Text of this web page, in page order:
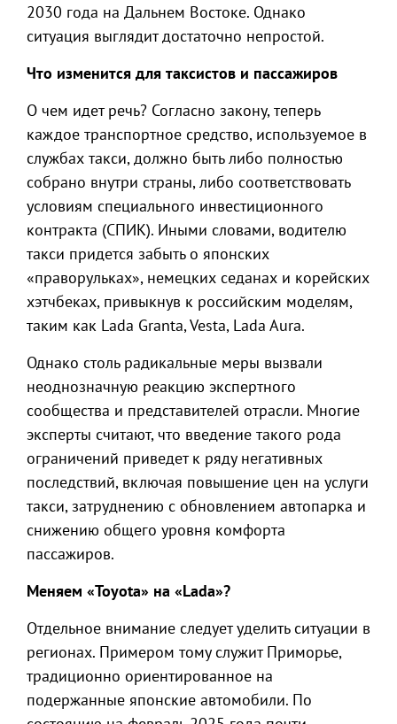
2030 года на Дальнем Востоке. Однако
ситуация выглядит достаточно непростой.
Что изменится для таксистов и пассажиров
О чем идет речь? Согласно закону, теперь
каждое транспортное средство, используемое в
службах такси, должно быть либо полностью
собрано внутри страны, либо соответствовать
условиям специального инвестиционного
контракта (СПИК). Иными словами, водителю
такси придется забыть о японских
«праворульках», немецких седанах и корейских
хэтчбеках, привыкнув к российским моделям,
таким как Lada Granta, Vesta, Lada Aura.
Однако столь радикальные меры вызвали
неоднозначную реакцию экспертного
сообщества и представителей отрасли. Многие
эксперты считают, что введение такого рода
ограничений приведет к ряду негативных
последствий, включая повышение цен на услуги
такси, затруднению с обновлением автопарка и
снижению общего уровня комфорта
пассажиров.
Меняем «Toyota» на «Lada»?
Отдельное внимание следует уделить ситуации в
регионах. Примером тому служит Приморье,
традиционно ориентированное на
подержанные японские автомобили. По